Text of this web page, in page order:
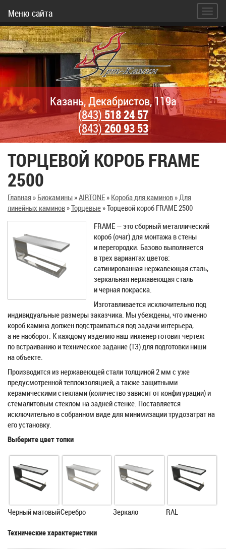
Меню сайта
Казань, Декабристов, 119а
(843)518 24 57
(843)260 93 53
ТОРЦЕВОЙ КОРОБ FRAME
2500
Главная» Биокамины»AIRTONE» Короба для каминов»Для
линейных каминов»Торцевые»Торцевой короб FRAME 2500
FRAME — это сборный металлический
короб (очаг) для монтажа в стены
и перегородки. Базово выполняется
в трех вариантах цветов:
сатинированная нержавеющая сталь,
зеркальная нержавеющая сталь
и черная покраска.
Изготавливается исключительно под
индивидуальные размеры заказчика. Мы убеждены, что именно
короб камина должен подстраиваться под задачи интерьера,
а не наоборот. К каждому изделию наш инженер готовит чертеж
по встраиванию и техническое задание (ТЗ) для подготовки ниши
на объекте.
Производится из нержавеющей стали толщиной 2 мм с уже
предусмотренной теплоизоляцией, а также защитными
керамическими стеклами (количество зависит от конфигурации) и
стемалитовым стеклом на задней стенке. Поставляется
исключительно в собранном виде для минимизации трудозатрат на
его установку.
Выберите цвет топки
Черный матовыйСеребро Зеркало RAL
Технические характеристики